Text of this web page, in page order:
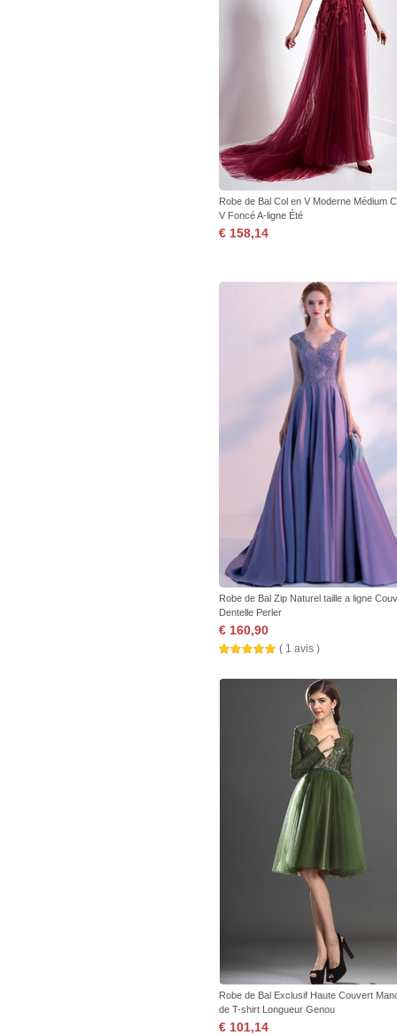
Robe de Bal Col en V Moderne Médium
V Foncé A-ligne Été
€ 158,14
Robe de Bal Zip Naturel taille a ligne
Dentelle Perler
€ 160,90
( 1 avis )
Robe de Bal Exclusif Haute Couvert
de T-shirt Longueur Genou
€ 101,14